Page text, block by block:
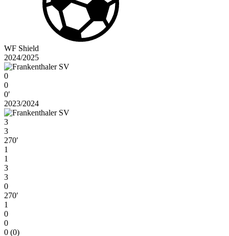
WF Shield
2024/2025
0
0
0′
2023/2024
3
3
270′
1
1
3
3
0
270′
1
0
0
0 (0)